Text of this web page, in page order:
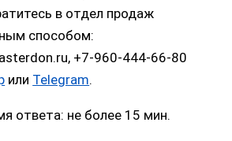
в отдел продаж
способом:
+7-960-444-66-80
или Telegram.
ответа: не более 15 мин.